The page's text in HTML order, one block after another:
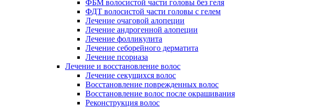
ФБМ волосистой части головы без геля
ФДТ волосистой части головы с гелем
Лечение очаговой алопеции
Лечение андрогенной алопеции
Лечение фолликулита
Лечение себорейного дерматита
Лечение псориаза
Лечение и восстановление волос
Лечение секущихся волос
Восстановление поврежденных волос
Восстановление волос после окрашивания
Реконструкция волос